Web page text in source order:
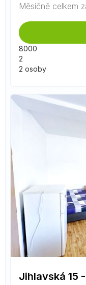
Měsíčně celkem
8000
2
2 osoby
Jihlavská 15